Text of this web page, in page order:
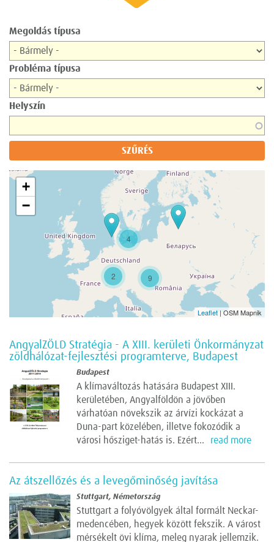
Megoldás típusa
Probléma típusa
Helyszín
4
2 9
+
−
Leaflet | OSM Mapnik
AngyalZÖLD Stratégia - A XIII. kerületi Önkormányzat
zöldhálózat-fejlesztési programterve, Budapest
Budapest
A klímaváltozás hatására Budapest XIII.
kerületében, Angyalföldön a jövőben
várhatóan növekszik az árvízi kockázat a
Duna-part közelében, illetve fokozódik a
városi hősziget-hatás is. Ezért...
read more
Az átszellőzés és a levegőminőség javítása
Stuttgart, Németország
Stuttgart a folyóvölgyek által formált Neckar-
medencében, hegyek között fekszik. A várost
mérsékelt övi klíma, meleg nyarak jellemzik.